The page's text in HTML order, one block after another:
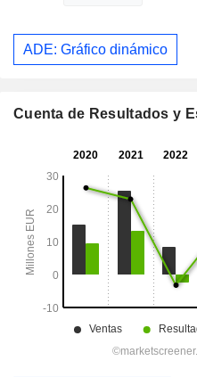
ADE: Gráfico dinámico
Cuenta de Resultados y